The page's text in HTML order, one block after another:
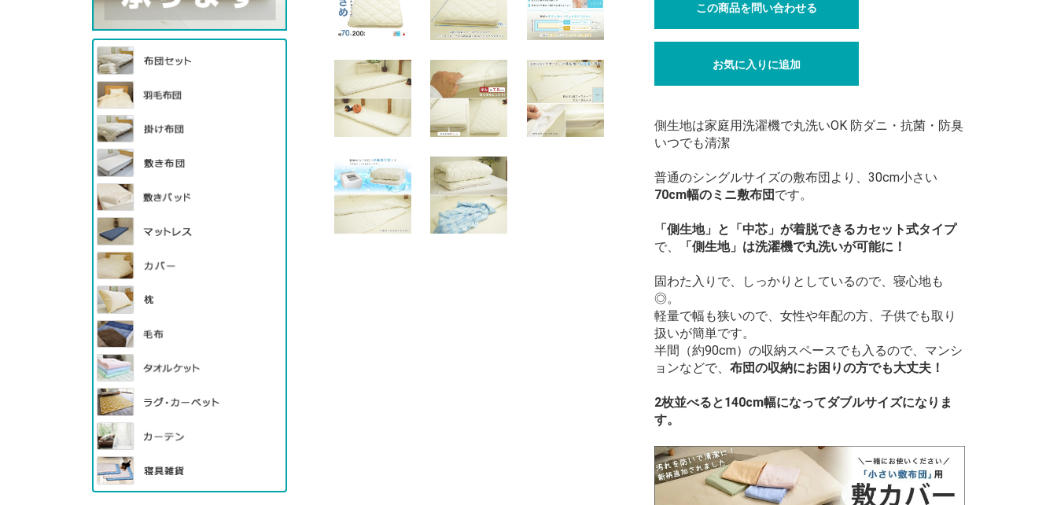
この商品を問い合わせる
お気に入りに追加
側生地は家庭用洗濯機で丸洗いOK 防ダニ・抗菌・防臭
いつでも清潔
普通のシングルサイズの敷布団より、30cm小さい
70cm幅のミニ敷布団 です。
「側生地」と「中芯」が着脱できるカセット式タイプ
で、
「側生地」は洗濯機で丸洗いが可能に！
固わた入りで、しっかりとしているので、寝心地も
◎。
軽量で幅も狭いので、女性や年配の方、子供でも取り
扱いが簡単です。
半間（約90cm）の収納スペースでも入るので、マンシ
ョンなどで、 布団の収納にお困りの方でも大丈夫！
2枚並べると140cm幅になってダブルサイズになりま
す。